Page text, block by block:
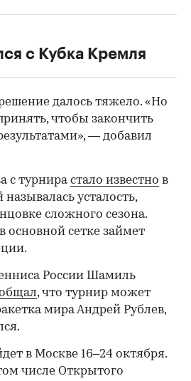
с Кубка Кремля
далось тяжело. «Но
чтобы закончить
— добавил
с турнирастало известно в
усталость,
сложного сезона.
основной сетке займет
России Шамиль
, что турнир может
мира Андрей Рублев,
в Москве 16–24 октября.
числе Открытого